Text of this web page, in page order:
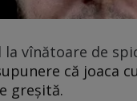
la vînătoare de
că joaca
greșită.